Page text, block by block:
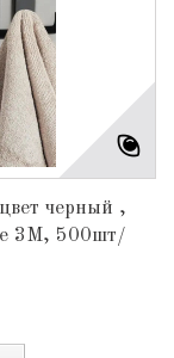
черный ,
3М, 500шт/